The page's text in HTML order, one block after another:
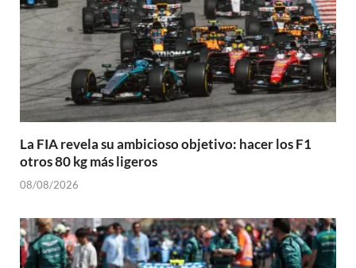
La FIA revela su ambicioso objetivo: hacer los F1
otros 80 kg más ligeros
08/08/2026